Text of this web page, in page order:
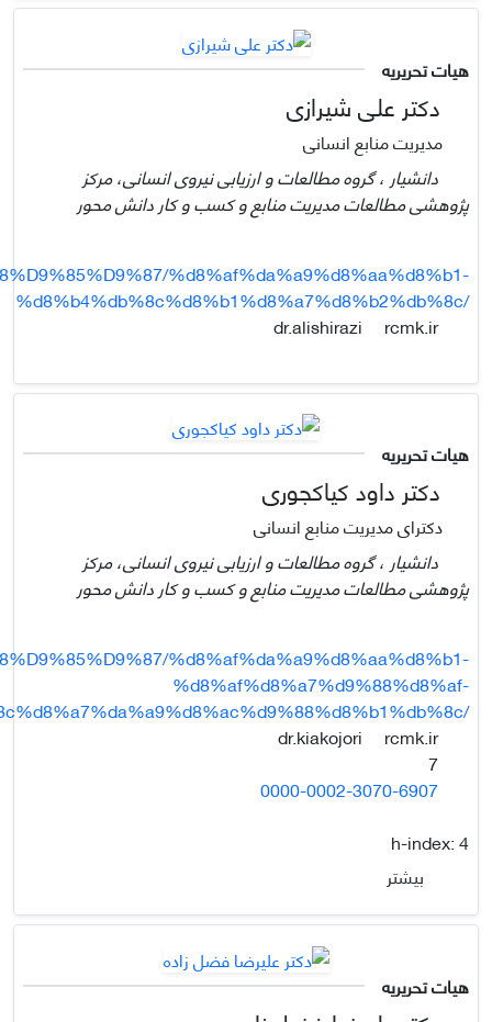
هیات تحریریه
دکتر علی شیرازی
مدیریت منابع انسانی
دانشیار ، گروه مطالعات و ارزیابی نیروی انسانی، مرکز
پژوهشی مطالعات مدیریت منابع و کسب و کار دانش محور
%d8%af%da%a9%d8%aa%d8%b1-
%d8%b4%db%8c%d8%b1%d8%a7%d8%b2%db%8c/
dr.alishirazi
rcmk.ir
هیات تحریریه
دکتر داود کیاکجوری
دکترای مدیریت منابع انسانی
دانشیار ، گروه مطالعات و ارزیابی نیروی انسانی، مرکز
پژوهشی مطالعات مدیریت منابع و کسب و کار دانش محور
%d8%af%da%a9%d8%aa%d8%b1-
%d8%af%d8%a7%d9%88%d8%af-
dr.kiakojori
rcmk.ir
0000-0002-3070-6907
h-index:4
بیشتر
هیات تحریریه